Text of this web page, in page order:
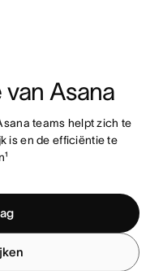
Asana
teams helpt zich te
is en de efficiëntie te